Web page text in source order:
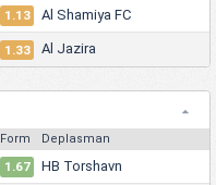
1.13 Al Shamiya FC
1.33 Al Jazira
Form Deplasman
1.67 HB Torshavn